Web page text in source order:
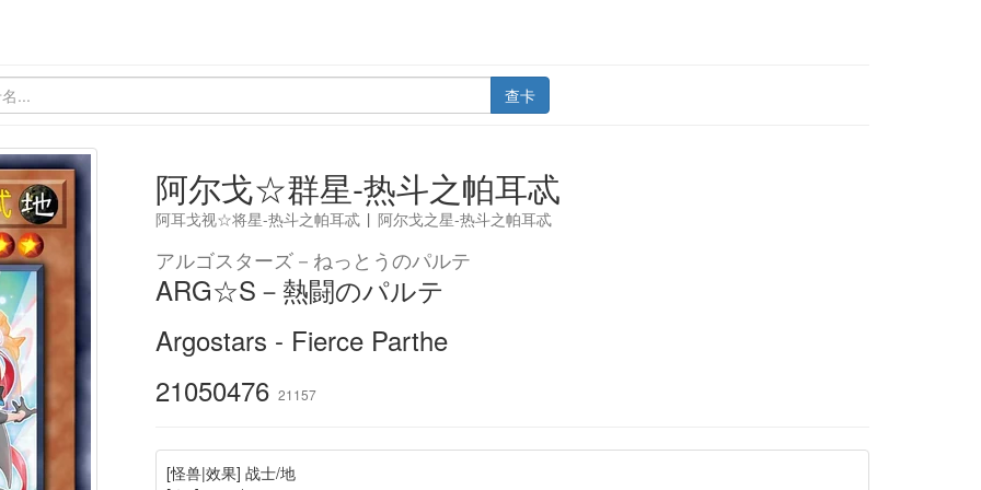
查卡
阿尔戈☆群星-热斗之帕耳忒
阿耳戈视☆将星-热斗之帕耳忒 | 阿尔戈之星-热斗之帕耳忒
アルゴスターズ－ねっとうのパルテ
ARG☆S－熱闘のパルテ
Argostars - Fierce Parthe
21050476 21157
[怪兽|效果] 战士/地